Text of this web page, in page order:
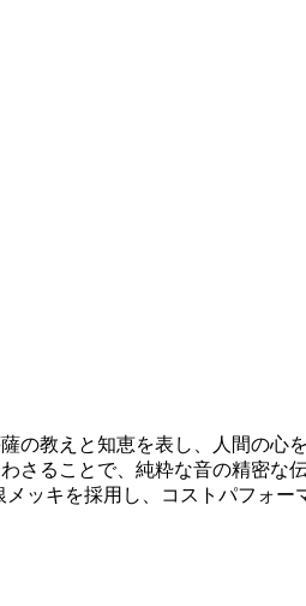
の教えと知恵を表し、人間の心
さることで、純粋な音の精密な
ッキを採用し、コストパフォー